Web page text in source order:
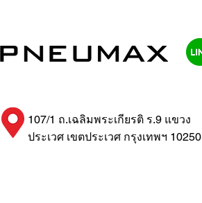
107/1 ถ.เฉลิมพระเกียรติ ร.9 แขวง
ประเวศ เขตประเวศ กรุงเทพฯ 10250